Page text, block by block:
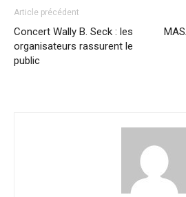
Article précédent
Concert Wally B. Seck : les
organisateurs rassurent le
public